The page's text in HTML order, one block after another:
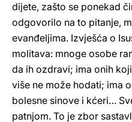
dijete, zašto se ponekad
odgovorilo na to pitanje,
evanđeljima. Izvješća o
molitava: mnoge osobe
da ih ozdravi; ima onih
više ne može hodati; ima
bolesne sinove i kćeri…
patnjom. To je zbor